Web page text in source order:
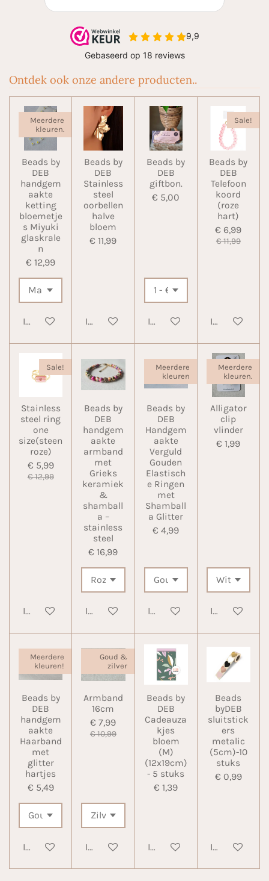
Ontdek ook onze andere producten..
Meerdere
kleuren.
Beads by
DEB
handgem
aakte
ketting
bloemetje
s Miyuki
glaskrale
n
€ 12,99
In winkelwagen
Beads by
DEB
Stainless
steel
oorbellen
halve
bloem
€ 11,99
In winkelwagen
Beads by
DEB
giftbon.
€ 5,00
In winkelwagen
Sale!
Beads by
DEB
Telefoon
koord
(roze
hart)
€ 6,99
€ 11,99
In
Sale!
Stainless
steel ring
one
size(steen
roze)
€ 5,99
€ 12,99
In winkelwagen
Beads by
DEB
handgem
aakte
armband
met
Grieks
keramiek
&
shamball
a –
stainless
steel
€ 16,99
In winkelwagen
Meerdere
kleuren
Beads by
DEB
Handgem
aakte
Verguld
Gouden
Elastisch
e Ringen
met
Shamball
a Glitter
€ 4,99
In winkelwagen
Meerdere
kleuren.
Alligator
clip
vlinder
€ 1,99
In
Meerdere
kleuren!
Beads by
DEB
handgem
aakte
Haarband
met
glitter
hartjes
€ 5,49
In winkelwagen
Goud &
zilver
Armband
16cm
€ 7,99
€ 10,99
In winkelwagen
Beads by
DEB
Cadeauza
kjes
bloem
(M)
(12x19cm)
- 5 stuks
€ 1,39
In winkelwagen
Beads
byDEB
sluitstick
ers
metalic
(5cm)-10
stuks
€ 0,99
In